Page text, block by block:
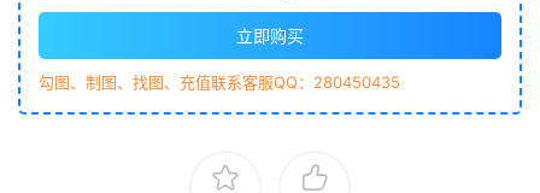
立即购买
勾图、制图、找图、充值联系客服QQ：280450435